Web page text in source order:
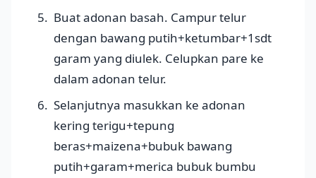
Buat adonan basah. Campur telur
dengan bawang putih+ketumbar+1sdt
garam yang diulek. Celupkan pare ke
dalam adonan telur.
Selanjutnya masukkan ke adonan
kering terigu+tepung
beras+maizena+bubuk bawang
putih+garam+merica bubuk bumbu